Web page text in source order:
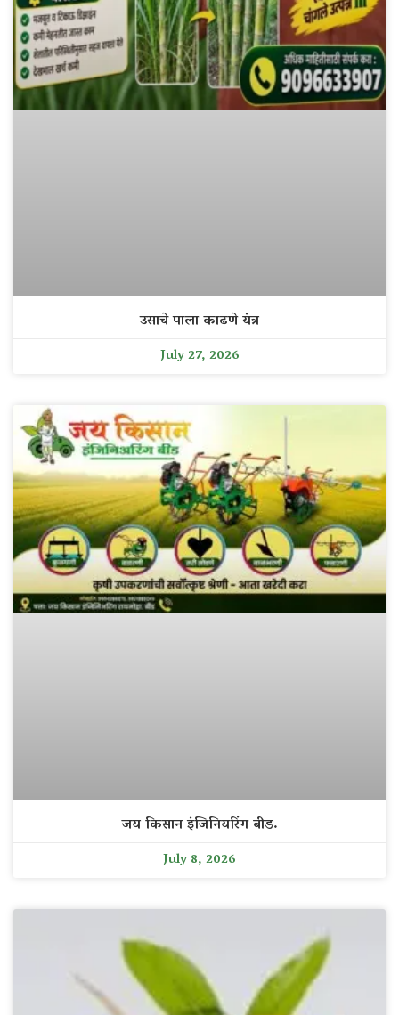
उसाचे पाला काढणे यंत्र
July 27, 2026
जय किसान इंजिनियरिंग बीड.
July 8, 2026